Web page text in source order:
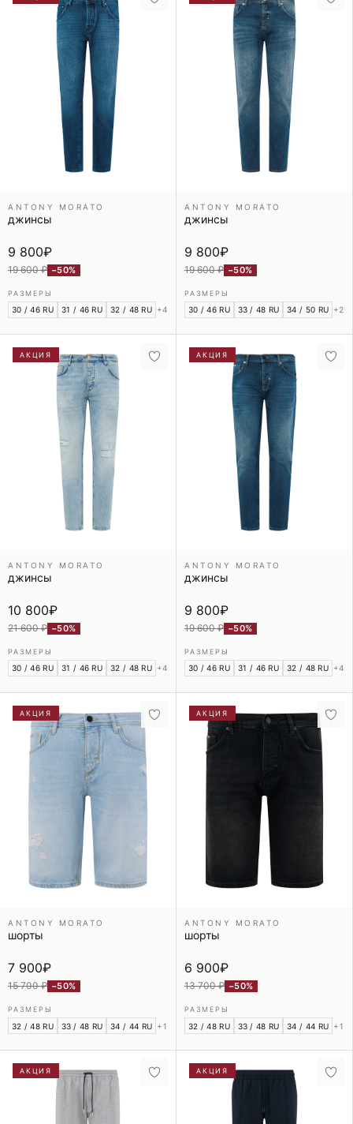
ANTONY MORATO
джинсы
9 800₽
19 600 ₽ −50%
РАЗМЕРЫ
30 / 46 RU 31 / 46 RU 32 / 48 RU +4
ANTONY MORATO
джинсы
9 800₽
19 600 ₽ −50%
РАЗМЕРЫ
30 / 46 RU 33 / 48 RU 34 / 50 RU +2
АКЦИЯ
ANTONY MORATO
джинсы
10 800₽
21 600 ₽ −50%
РАЗМЕРЫ
30 / 46 RU 31 / 46 RU 32 / 48 RU +4
АКЦИЯ
ANTONY MORATO
джинсы
9 800₽
19 600 ₽ −50%
РАЗМЕРЫ
30 / 46 RU 31 / 46 RU 32 / 48 RU +4
АКЦИЯ
ANTONY MORATO
шорты
7 900₽
15 700 ₽ −50%
РАЗМЕРЫ
32 / 48 RU 33 / 48 RU 34 / 44 RU +1
АКЦИЯ
ANTONY MORATO
шорты
6 900₽
13 700 ₽ −50%
РАЗМЕРЫ
32 / 48 RU 33 / 48 RU 34 / 44 RU +1
АКЦИЯ АКЦИЯ